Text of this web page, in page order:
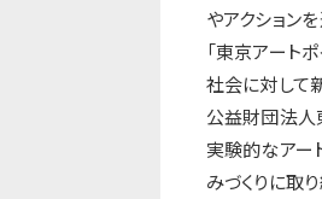
やアクションを
「東京アート
社会に対して
公益財団法⼈
実験的なアー
みづくりに取